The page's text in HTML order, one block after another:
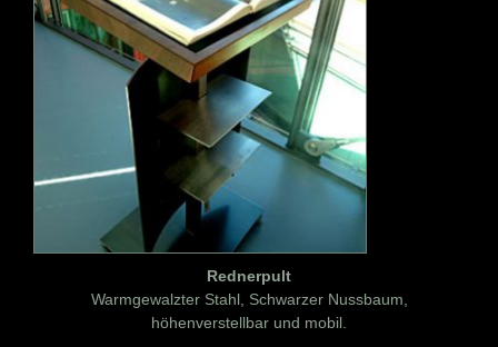
Rednerpult
Warmgewalzter Stahl, Schwarzer Nussbaum,
höhenverstellbar und mobil.